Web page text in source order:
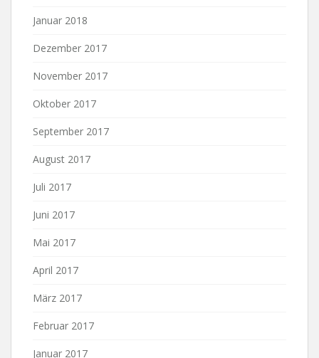
Januar 2018
Dezember 2017
November 2017
Oktober 2017
September 2017
August 2017
Juli 2017
Juni 2017
Mai 2017
April 2017
März 2017
Februar 2017
Januar 2017